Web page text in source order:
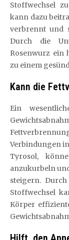
Stoffwechsel
kann dazu
verbrennt und
Durch die
Rosenwurz ein
zu einem
Kann die
Ein
Verbindungen
Tyrosol,
anzukurbeln
steigern.
Stoffwechsel
Körper